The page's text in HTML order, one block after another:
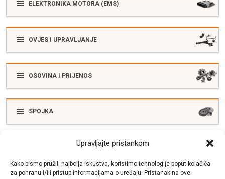
Upravljajte pristankom
Kako bismo pružili najbolja iskustva, koristimo tehnologije poput kolačića
za pohranu i/ili pristup informacijama o uređaju. Pristanak na ove
ELEKTRONIKA MOTORA (EMS)
OVJES I UPRAVLJANJE
OSOVINA I PRIJENOS
SPOJKA